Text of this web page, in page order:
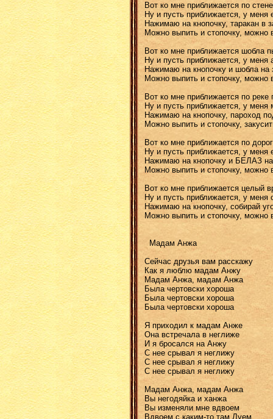
Вот ко мне приближается по
Ну и пусть приближается, у меня
Нажимаю на кнопочку, таракан в
Можно выпить и стопочку, можно
Вот ко мне приближается шобла
Ну и пусть приближается, у меня
Нажимаю на кнопочку и шобла на
Можно выпить и стопочку, можно
Вот ко мне приближается по реке
Ну и пусть приближается, у меня
Нажимаю на кнопочку, пароход
Можно выпить и стопочку,
Вот ко мне приближается по
Ну и пусть приближается, у меня
Нажимаю на кнопочку и БЕЛАЗ на
Можно выпить и стопочку, можно
Вот ко мне приближается целый
Ну и пусть приближается, у меня
Нажимаю на кнопочку, собирай
Можно выпить и стопочку, можно
Мадам Анжа
Сейчас друзья вам расскажу
Как я люблю мадам Анжу
Мадам Анжа, мадам Анжа
Была чертовски хороша
Была чертовски хороша
Была чертовски хороша
Я приходил к мадам Анже
Она встречала в неглиже
И я бросался на Анжу
С нее срывал я неглижу
С нее срывал я неглижу
С нее срывал я неглижу
Мадам Анжа, мадам Анжа
Вы негодяйка и ханжа
Вы изменяли мне вдвоем
Вдвоем с каким-то там Луем